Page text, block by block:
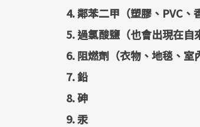
4. 鄰苯二甲（塑膠、PVC、
5. 過氯酸鹽（也會出現在自
6. 阻燃劑（衣物、地毯、室
7. 鉛
8. 砷
9. 汞